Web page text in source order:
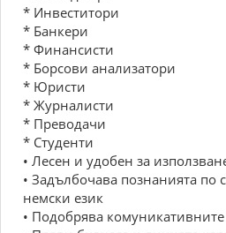
* Инвеститори
* Банкери
* Финансисти
* Борсови анализатори
* Юристи
* Журналисти
* Преводачи
* Студенти
• Лесен и удобен за
• Задълбочава познанията по
немски език
• Подобрява